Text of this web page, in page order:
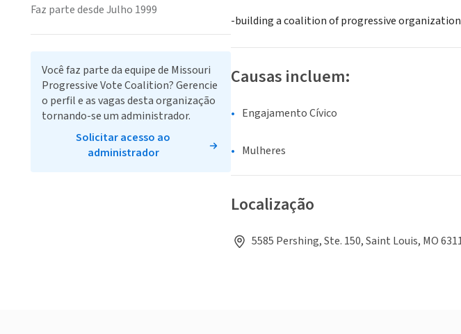
-building a coalition of progressive
Causas incluem:
Engajamento Cívico
Mulheres
Localização
5585 Pershing, Ste. 150, Saint Louis, MO
Faz parte desde Julho 1999
Você faz parte da equipe de Missouri
Progressive Vote Coalition? Gerencie
o perfil e as vagas desta organização
tornando-se um administrador.
Solicitar acesso ao
administrador